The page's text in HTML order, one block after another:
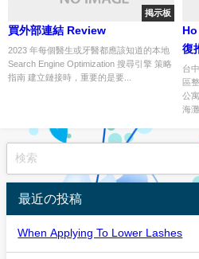
掲示板
買外部連結 Review
2023 年每個醫生或牙醫都應該知道的本地
Search Engine Optimization 搜尋引擎 策略
指南 建立鏈接時，重要的是要...
復
台
區
公
海
最近の投稿
When Applying To Lower Lashes